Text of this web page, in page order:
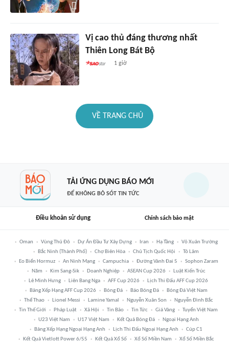
Vị cao thủ đáng thương nhất
Thiên Long Bát Bộ
1 giờ
VỀ TRANG CHỦ
TẢI ỨNG DỤNG BÁO MỚI
ĐỂ KHÔNG BỎ SÓT TIN TỨC
Điều khoản sử dụng Chính sách bảo mật
Oman Vùng Thủ Đô Dự Án Đầu Tư Xây Dựng Iran Hạ Tầng
Võ Xuân Trường
Bắc Ninh (thành Phố)
Chợ Biên Hòa Chủ Tịch Quốc Hội
Tô Lâm
Eo Biển Hormuz
An Ninh Mạng Campuchia Đường Vành Đai 5
Sophon Zaram
Năm
Kim Sang-Sik Doanh Nghiệp ASEAN Cup 2026
Luật Kiến Trúc
Lê Minh Hưng
Liên Bang Nga AFF Cup 2026
Lịch Thi Đấu AFF Cup 2026
Bảng Xếp Hạng AFF Cup 2026
Bóng Đá Báo Bóng Đá
Bóng Đá Việt Nam
Thể Thao
Lionel Messi Lamine Yamal Nguyễn Xuân Son
Nguyễn Đình Bắc
Tin Thế Giới
Pháp Luật Xã Hội Tin Bão Tin Tức Giá Vàng
Tuyển Việt Nam
U23 Việt Nam
U17 Việt Nam Kết Quả Bóng Đá
Ngoại Hạng Anh
Bảng Xếp Hạng Ngoại Hạng Anh
Lịch Thi Đấu Ngoại Hạng Anh
Cúp C1
Kết Quả Vietlott Power 6/55
Kết Quả Xổ Số Xổ Số Miền Nam Xổ Số Miền Bắc